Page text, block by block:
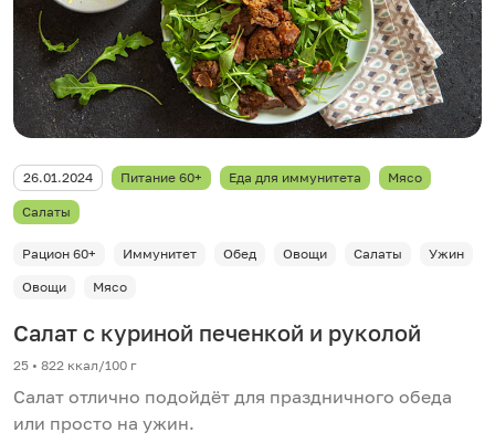
26.01.2024 Питание 60+ Еда для иммунитета Мясо
Салаты
Рацион 60+ Иммунитет Обед Овощи Салаты
Ужин
Овощи
Мясо
Салат с куриной печенкой и руколой
25 • 822 ккал/100 г
Салат отлично подойдёт для праздничного обеда
или просто на ужин.